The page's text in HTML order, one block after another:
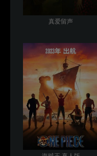
真爱留声